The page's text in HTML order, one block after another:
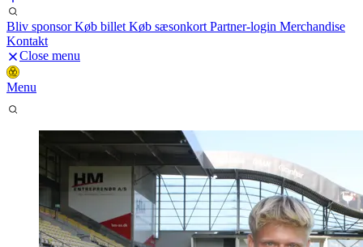
Bliv sponsorKøb billet Køb sæsonkort Partner-login Merchandise
Kontakt
Close menu
Menu